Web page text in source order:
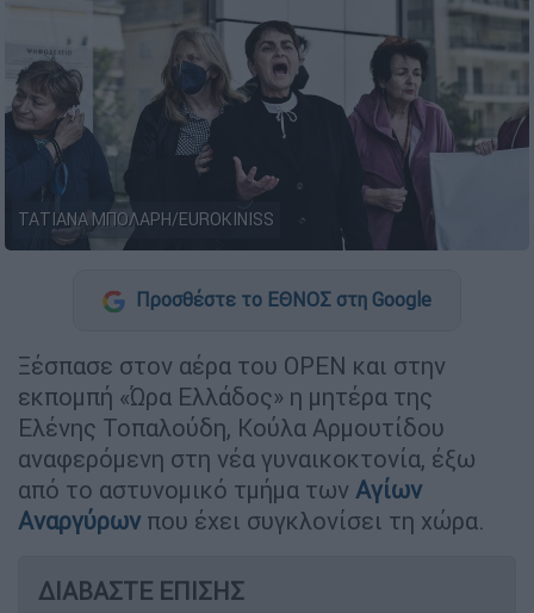
ΤΑΤΙΑΝΑ ΜΠΟΛΑΡΗ/EUROKINISS
Προσθέστε το ΕΘΝΟΣ στη Google
Ξέσπασε στον αέρα του OPEN και στην
εκπομπή «Ώρα Ελλάδος» η μητέρα της
Ελένης Τοπαλούδη, Κούλα Αρμουτίδου
αναφερόμενη στη νέα γυναικοκτονία, έξω
από το αστυνομικό τμήμα των Αγίων
Αναργύρωνπου έχει συγκλονίσει τη χώρα.
ΔΙΑΒΑΣΤΕ ΕΠΙΣΗΣ